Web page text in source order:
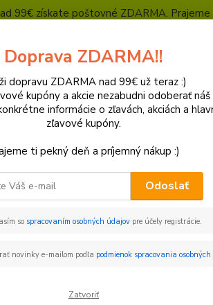
99€ získate poštovné ZDARMA. Prajeme
súkromia
Hľadať
Od
Akcia
Doprava ZDARMA!!
dopravu ZDARMA nad 99€ už teraz :)
kupóny a akcie nezabudni odoberať
informácie o zľavách, akciách a
zľavové kupóny.
ti pekný deň a príjemný nákup :)
Odoslať
so spracovaním osobných údajov pre účely registrácie.
novinky e-mailom podľa podmienok spracovania
Zatvoriť